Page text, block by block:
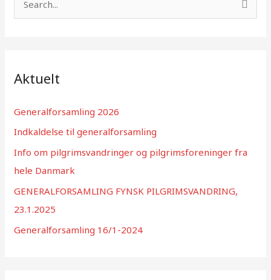
ø
e
Aktuelt
Generalforsamling 2026
Indkaldelse til generalforsamling
Info om pilgrimsvandringer og pilgrimsforeninger fra
hele Danmark
GENERALFORSAMLING FYNSK PILGRIMSVANDRING,
23.1.2025
Generalforsamling 16/1-2024